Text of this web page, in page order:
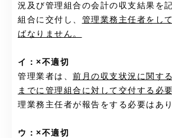
況及び管理組合の会計の収支結果を
組合に交付し、 管理業務主任者をし
ばなりません。
イ：×不適切
管理業者は、 前月の収支状況に関す
までに管理組合に対して交付する必
理業務主任者が報告をする必要はあり
ウ：×不適切